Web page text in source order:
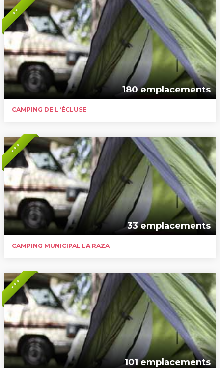
* *
180 emplacements
CAMPING DE L ‘ÉCLUSE
* * *
33 emplacements
CAMPING MUNICIPAL LA RAZA
* * *
101 emplacements